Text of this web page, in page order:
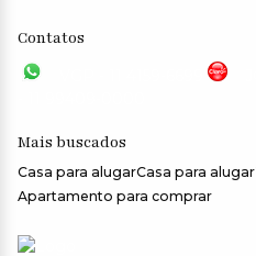
Contatos
Mais buscados
Casa para alugarCasa para alugar
Apartamento para comprar